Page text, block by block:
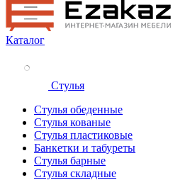
Каталог
Стулья
Стулья обеденные
Стулья кованые
Стулья пластиковые
Банкетки и табуреты
Стулья барные
Стулья складные